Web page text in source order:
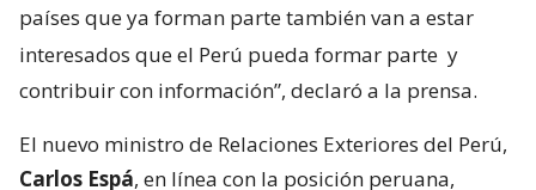
países que ya forman parte también van a estar
interesados que el Perú pueda formar parte y
contribuir con información”, declaró a la prensa.
El nuevo ministro de Relaciones Exteriores del Perú,
Carlos Espá, en línea con la posición peruana,